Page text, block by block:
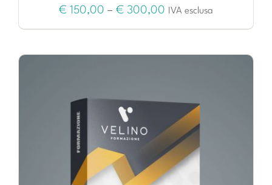
€ 150,00 – € 300,00 IVA esclusa